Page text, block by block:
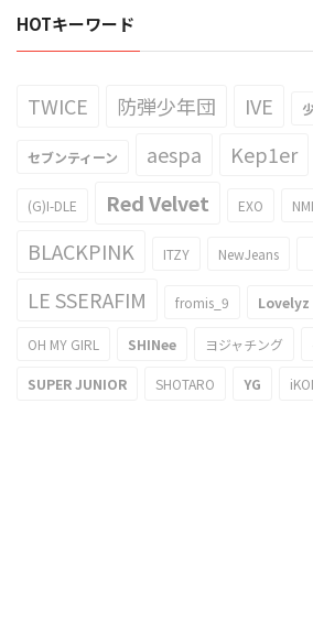
HOTキーワード
TWICE 防弾少年団 IVE
セブンティーン aespa Kep1er
(G)I-DLE Red Velvet EXO
BLACKPINK ITZY NewJeans
LE SSERAFIM fromis_9 Lovelyz
OH MY GIRL SHINee ヨジャチング
SUPER JUNIOR SHOTARO YG